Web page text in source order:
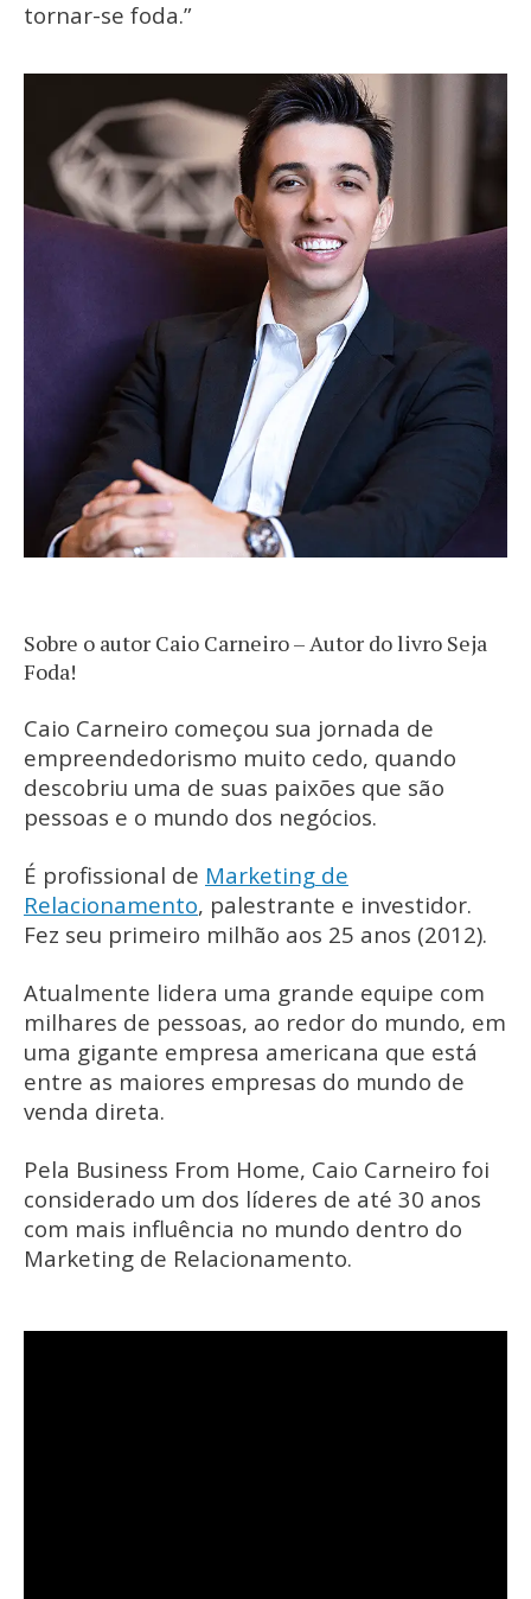
tornar-se foda.”
Sobre o autor Caio Carneiro – Autor do livro Seja
Foda!
Caio Carneiro começou sua jornada de
empreendedorismo muito cedo, quando
descobriu uma de suas paixões que são
pessoas e o mundo dos negócios.
É profissional de Marketing de
Relacionamento, palestrante e investidor.
Fez seu primeiro milhão aos 25 anos (2012).
Atualmente lidera uma grande equipe com
milhares de pessoas, ao redor do mundo, em
uma gigante empresa americana que está
entre as maiores empresas do mundo de
venda direta.
Pela Business From Home, Caio Carneiro foi
considerado um dos líderes de até 30 anos
com mais influência no mundo dentro do
Marketing de Relacionamento.